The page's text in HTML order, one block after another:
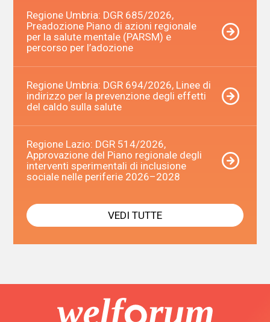
Regione Umbria: DGR 685/2026,
Preadozione Piano di azioni regionale
per la salute mentale (PARSM) e
percorso per l’adozione
Regione Umbria: DGR 694/2026, Linee di
indirizzo per la prevenzione degli effetti
del caldo sulla salute
Regione Lazio: DGR 514/2026,
Approvazione del Piano regionale degli
interventi sperimentali di inclusione
sociale nelle periferie 2026–2028
VEDI TUTTE